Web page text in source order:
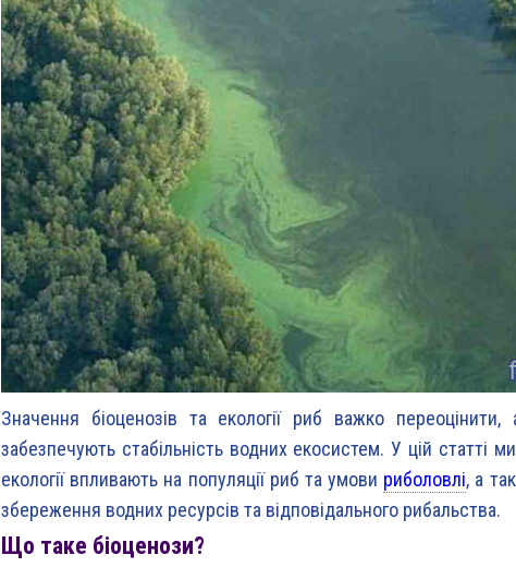
Значення біоценозів та екології риб важко
забезпечують стабільність водних екосистем. У цій статті
екології впливають на популяції риб та умови риболовлі, а
збереження водних ресурсів та відповідального рибальства.
Що таке біоценози?